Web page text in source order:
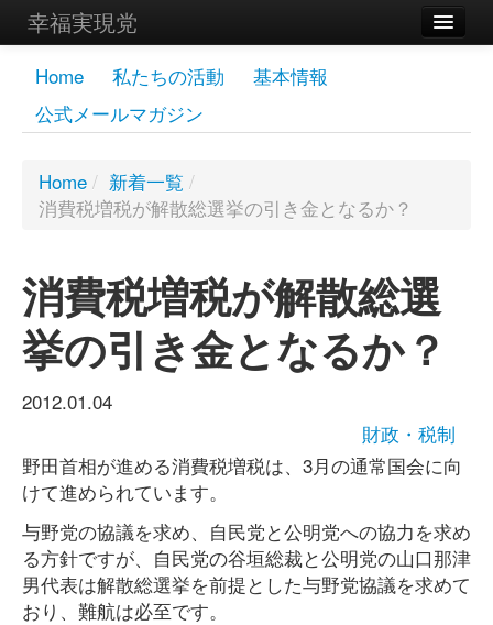
幸福実現党
メンバーズページ
党員
お問い合わせ
Home 私たちの活動
基本情報
公式メールマガジン
Home / 新着一覧 /
消費税増税が解散総選挙の引き金となるか？
消費税増税が解散総選
挙の引き金となるか？
2012.01.04
財政・税制
野田首相が進める消費税増税は、3月の通常国会に向
けて進められています。
与野党の協議を求め、自民党と公明党への協力を求め
る方針ですが、自民党の谷垣総裁と公明党の山口那津
男代表は解散総選挙を前提とした与野党協議を求めて
おり、難航は必至です。